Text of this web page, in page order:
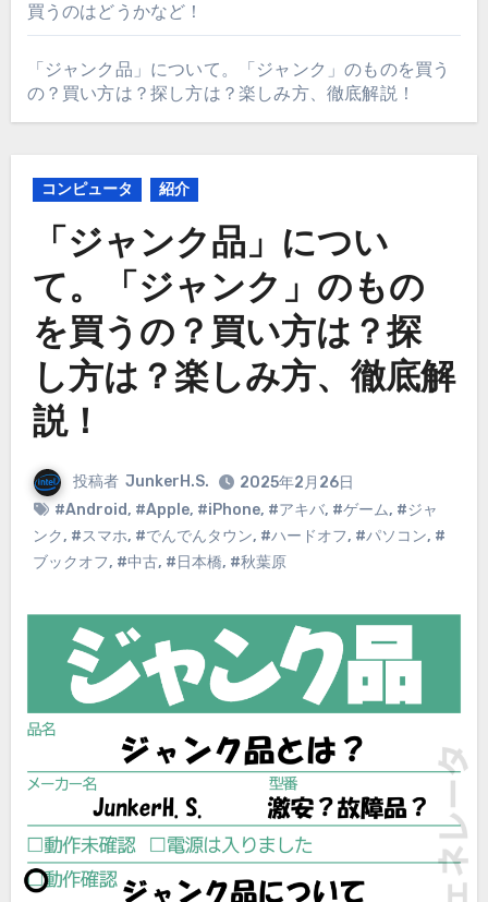
買うのはどうかなど！
「ジャンク品」について。「ジャンク」のものを買う
の？買い方は？探し方は？楽しみ方、徹底解説！
コンピュータ 紹介
「ジャンク品」につい
て。「ジャンク」のもの
を買うの？買い方は？探
し方は？楽しみ方、徹底解
説！
投稿者 JunkerH.S.
2025年2月26日
#Android, #Apple, #iPhone, #アキバ, #ゲーム, #ジャ
ンク, #スマホ, #でんでんタウン, #ハードオフ, #パソコン, #
ブックオフ, #中古, #日本橋, #秋葉原